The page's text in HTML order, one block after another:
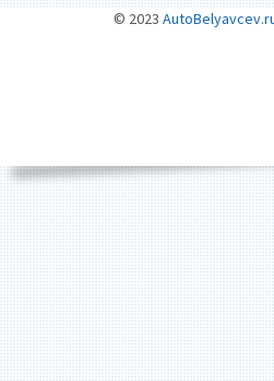
© 2023